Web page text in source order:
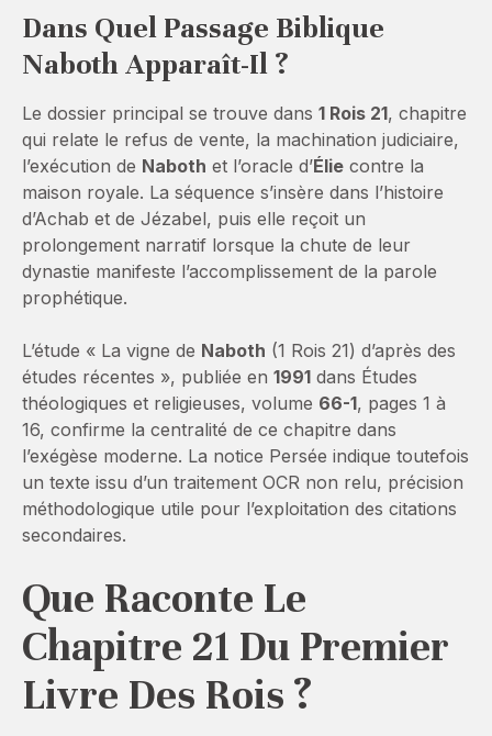
Dans Quel Passage Biblique
Naboth Apparaît-Il ?
Le dossier principal se trouve dans 1 Rois 21, chapitre
qui relate le refus de vente, la machination judiciaire,
l’exécution de Naboth et l’oracle d’Élie contre la
maison royale. La séquence s’insère dans l’histoire
d’Achab et de Jézabel, puis elle reçoit un
prolongement narratif lorsque la chute de leur
dynastie manifeste l’accomplissement de la parole
prophétique.
L’étude « La vigne de Naboth (1 Rois 21) d’après des
études récentes », publiée en 1991 dans Études
théologiques et religieuses, volume 66-1, pages 1 à
16, confirme la centralité de ce chapitre dans
l’exégèse moderne. La notice Persée indique toutefois
un texte issu d’un traitement OCR non relu, précision
méthodologique utile pour l’exploitation des citations
secondaires.
Que Raconte Le
Chapitre 21 Du Premier
Livre Des Rois ?